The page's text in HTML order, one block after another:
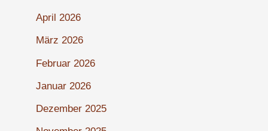
April 2026
März 2026
Februar 2026
Januar 2026
Dezember 2025